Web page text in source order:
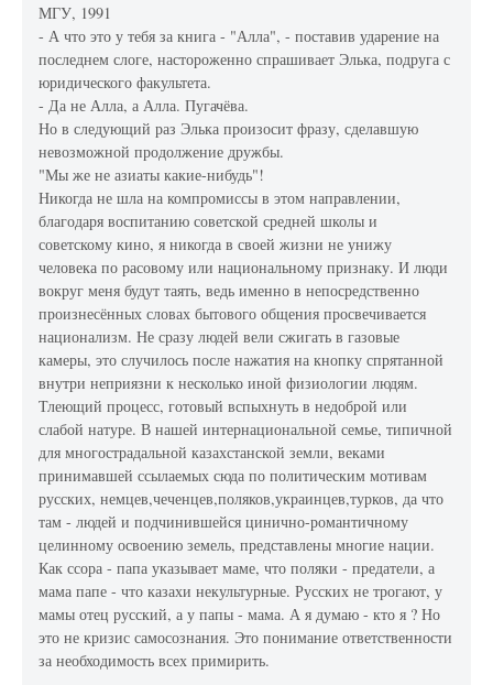
МГУ, 1991
- А что это у тебя за книга - "Алла", - поставив ударение на
последнем слоге, настороженно спрашивает Элька, подруга с
юридического факультета.
- Да не Алла, а Алла. Пугачёва.
Но в следующий раз Элька произосит фразу, сделавшую
невозможной продолжение дружбы.
"Мы же не азиаты какие-нибудь"!
Никогда не шла на компромиссы в этом направлении,
благодаря воспитанию советской средней школы и
советскому кино, я никогда в своей жизни не унижу
человека по расовому или национальному признаку. И люди
вокруг меня будут таять, ведь именно в непосредственно
произнесённых словах бытового общения просвечивается
национализм. Не сразу людей вели сжигать в газовые
камеры, это случилось после нажатия на кнопку спрятанной
внутри неприязни к несколько иной физиологии людям.
Тлеющий процесс, готовый вспыхнуть в недоброй или
слабой натуре. В нашей интернациональной семье, типичной
для многострадальной казахстанской земли, веками
принимавшей ссылаемых сюда по политическим мотивам
русских, немцев,чеченцев,поляков,украинцев,турков, да что
там - людей и подчинившейся цинично-романтичному
целинному освоению земель, представлены многие нации.
Как ссора - папа указывает маме, что поляки - предатели, а
мама папе - что казахи некультурные. Русских не трогают, у
мамы отец русский, а у папы - мама. А я думаю - кто я ? Но
это не кризис самосознания. Это понимание ответственности
за необходимость всех примирить.